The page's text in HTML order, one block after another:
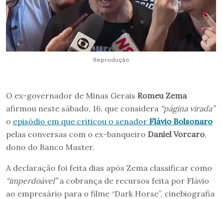
Reprodução
O ex-governador de Minas Gerais Romeu Zema
afirmou neste sábado, 16, que considera “página virada”
o episódio em que criticou o senador Flávio Bolsonaro
pelas conversas com o ex-banqueiro Daniel Vorcaro,
dono do Banco Master.
A declaração foi feita dias após Zema classificar como
“imperdoável”a cobrança de recursos feita por Flávio
ao empresário para o filme “Dark Horse”, cinebiografia